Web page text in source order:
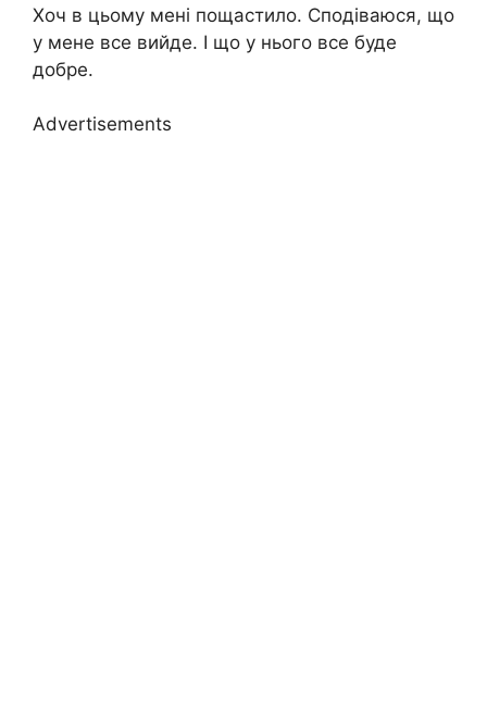
Хоч в цьому мені пощастило. Сподіваюся, що
у мене все вийде. І що у нього все буде
добре.
Advertisements